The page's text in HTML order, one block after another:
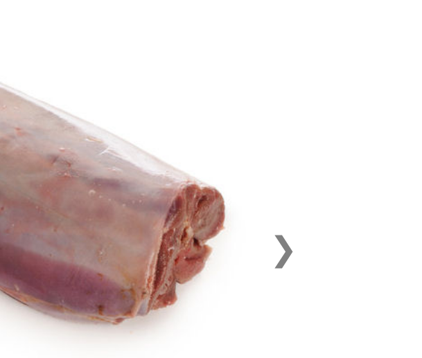
❯Next